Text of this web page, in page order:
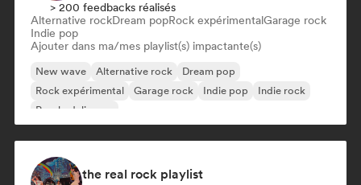
> 200 feedbacks réalisés
Alternative rockDream popRock expérimentalGarage rock
Indie pop
Ajouter dans ma/mes playlist(s) impactante(s)
New wave Alternative rock
Dream pop
Rock expérimental
Garage rock Indie pop
Indie rock
Psychedelic pop
the real rock playlist